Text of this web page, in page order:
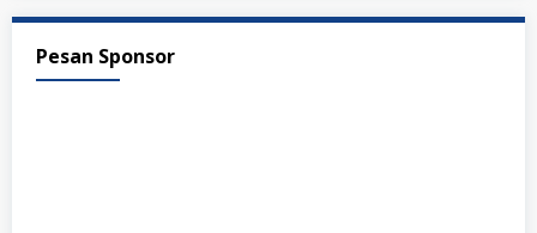
Pesan Sponsor